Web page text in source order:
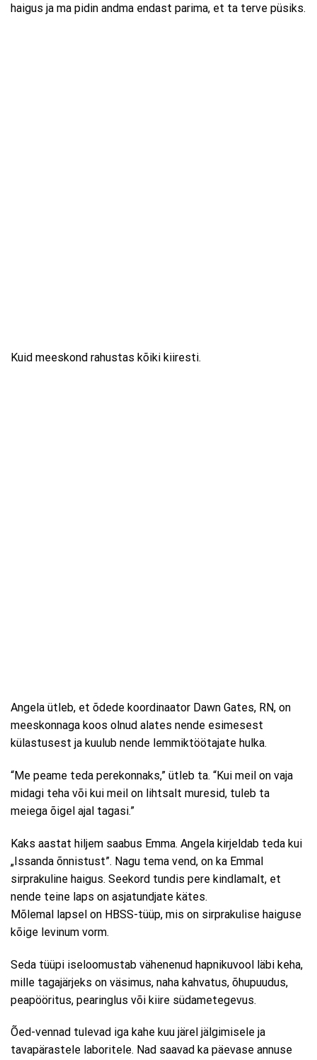
haigus ja ma pidin andma endast parima, et ta terve püsiks.
Kuid meeskond rahustas kõiki kiiresti.
Angela ütleb, et õdede koordinaator Dawn Gates, RN, on
meeskonnaga koos olnud alates nende esimesest
külastusest ja kuulub nende lemmiktöötajate hulka.
“Me peame teda perekonnaks,” ütleb ta. “Kui meil on vaja
midagi teha või kui meil on lihtsalt muresid, tuleb ta
meiega õigel ajal tagasi.”
Kaks aastat hiljem saabus Emma. Angela kirjeldab teda kui
„Issanda õnnistust”. Nagu tema vend, on ka Emmal
sirprakuline haigus. Seekord tundis pere kindlamalt, et
nende teine ​​laps on asjatundjate kätes.
Mõlemal lapsel on HBSS-tüüp, mis on sirprakulise haiguse
kõige levinum vorm.
Seda tüüpi iseloomustab vähenenud hapnikuvool läbi keha,
mille tagajärjeks on väsimus, naha kahvatus, õhupuudus,
peapööritus, pearinglus või kiire südametegevus.
Õed-vennad tulevad iga kahe kuu järel jälgimisele ja
tavapärastele laboritele. Nad saavad ka päevase annuse